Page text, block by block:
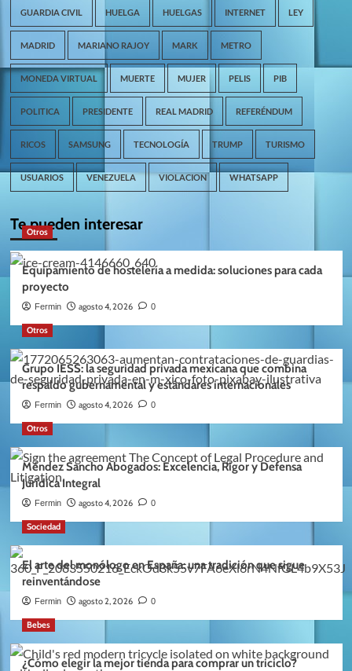
GUARDIA CIVIL HUELGA HUELGAS INTERNET LEY
MADRID MARIANO RAJOY MARK METRO
MONEDA VIRTUAL MUERTE MUJER PELIS PIB
POLITICA PRESIDENTE REAL MADRID REFERÉNDUM
RICOS SAMSUNG TECNOLOGÍA TRUMP TURISMO
USUARIOS VENEZUELA VIOLACION WHATSAPP
Te pueden interesar
Otros
Equipamiento de hostelería a medida: soluciones para cada
proyecto
Fermin agosto 4, 2026 0
Otros
Grupo IESS: la seguridad privada mexicana que combina
respaldo gubernamental y estándares internacionales
Fermin agosto 4, 2026 0
Otros
Méndez Sancho Abogados: Excelencia, Rigor y Defensa
Jurídica Integral
Fermin agosto 4, 2026 0
Sociedad
El arte del monólogo en España: una tradición que sigue
reinventándose
Fermin agosto 2, 2026 0
Bebes
¿Cómo elegir la mejor tienda para comprar un triciclo?